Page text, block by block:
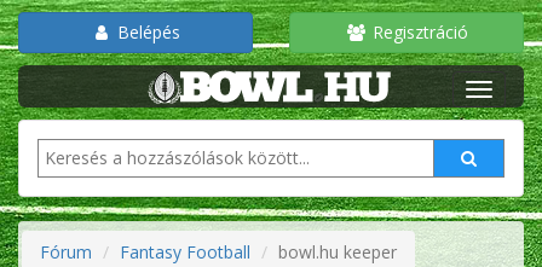
Belépés Regisztráció
Fórum Fantasy Football bowl.hu keeper